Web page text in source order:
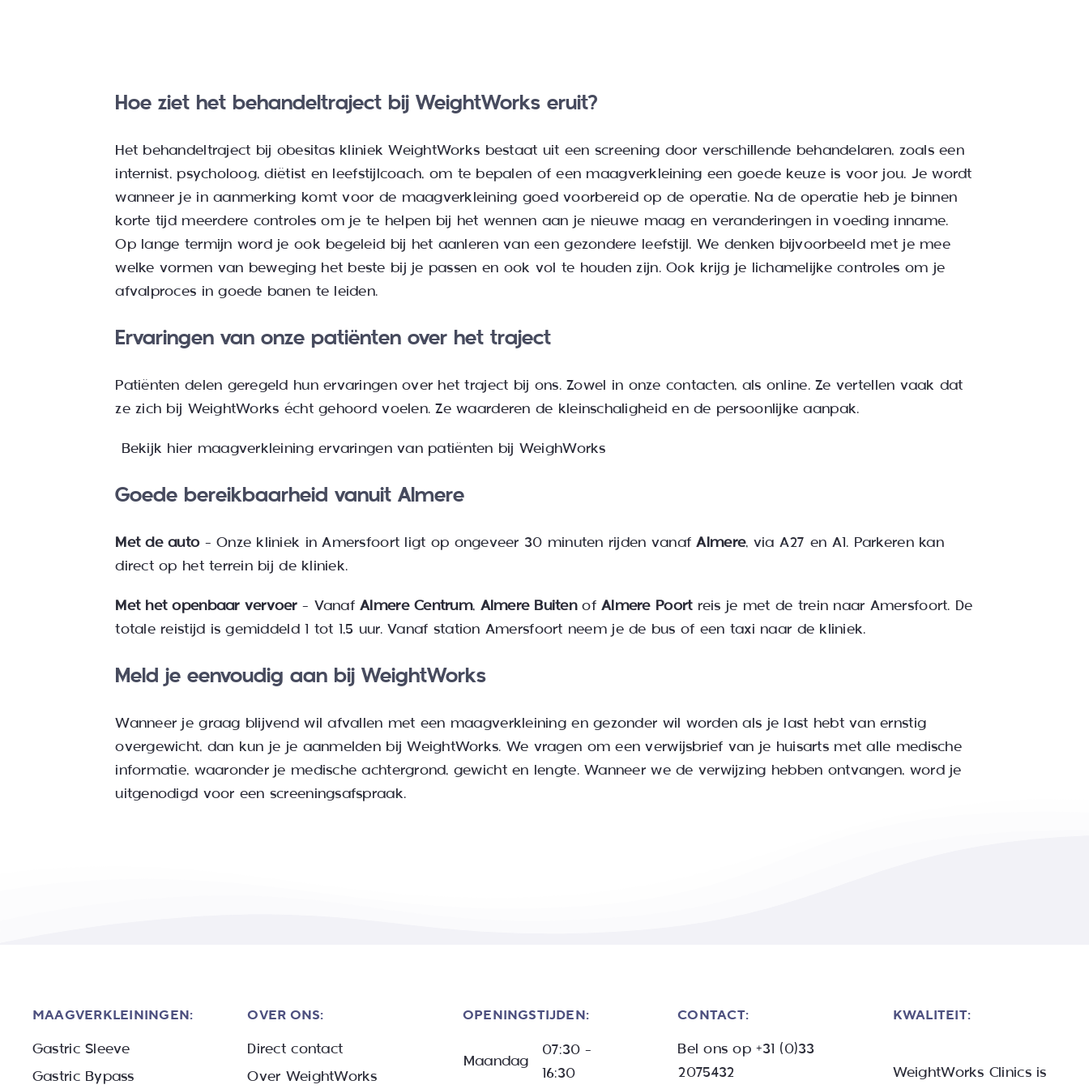
Hoe ziet het behandeltraject bij WeightWorks eruit?
Het behandeltraject bij obesitas kliniek WeightWorks bestaat uit een screening door verschillende behandelaren, zoals een
internist, psycholoog, diëtist en leefstijlcoach, om te bepalen of een maagverkleining een goede keuze is voor jou. Je wordt
wanneer je in aanmerking komt voor de maagverkleining goed voorbereid op de operatie. Na de operatie heb je binnen
korte tijd meerdere controles om je te helpen bij het wennen aan je nieuwe maag en veranderingen in voeding inname.
Op lange termijn word je ook begeleid bij het aanleren van een gezondere leefstijl. We denken bijvoorbeeld met je mee
welke vormen van beweging het beste bij je passen en ook vol te houden zijn. Ook krijg je lichamelijke controles om je
afvalproces in goede banen te leiden.
Ervaringen van onze patiënten over het traject
Patiënten delen geregeld hun ervaringen over het traject bij ons. Zowel in onze contacten, als online. Ze vertellen vaak dat
ze zich bij WeightWorks écht gehoord voelen. Ze waarderen de kleinschaligheid en de persoonlijke aanpak.
Bekijk hier maagverkleining ervaringen van patiënten bij WeighWorks
Goede bereikbaarheid vanuit Almere
Met de auto– Onze kliniek in Amersfoort ligt op ongeveer 30 minuten rijden vanafAlmere, via A27 en A1. Parkeren kan
direct op het terrein bij de kliniek.
Met het openbaar vervoer– VanafAlmere Centrum, Almere BuitenofAlmere Poortreis je met de trein naar Amersfoort. De
totale reistijd is gemiddeld 1 tot 1,5 uur. Vanaf station Amersfoort neem je de bus of een taxi naar de kliniek.
Meld je eenvoudig aan bij WeightWorks
Wanneer je graag blijvend wil afvallen met een maagverkleining en gezonder wil worden als je last hebt van ernstig
overgewicht, dan kun je je aanmelden bij WeightWorks. We vragen om een verwijsbrief van je huisarts met alle medische
informatie, waaronder je medische achtergrond, gewicht en lengte. Wanneer we de verwijzing hebben ontvangen, word je
uitgenodigd voor een screeningsafspraak.
MAAGVERKLEININGEN:
Gastric Sleeve
Gastric Bypass
OVER ONS:
Direct contact
Over WeightWorks
OPENINGSTIJDEN:
Maandag
07:30 –
16:30
CONTACT:
Bel ons op+31 (0)33
2075432
KWALITEIT:
WeightWorks Clinicsis